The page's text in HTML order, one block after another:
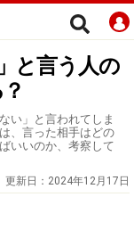
と言う人の
い」と言われてしま
、言った相手はどの
いいのか、考察して
更新日： 2024年12月17日